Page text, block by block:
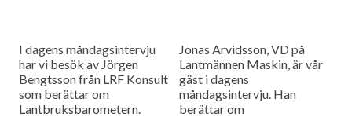
I dagens måndagsintervju
har vi besök av Jörgen
Bengtsson från LRF Konsult
som berättar om
Lantbruksbarometern.
Jonas Arvidsson, VD på
Lantmännen Maskin, är vår
gäst i dagens
måndagsintervju. Han
berättar om